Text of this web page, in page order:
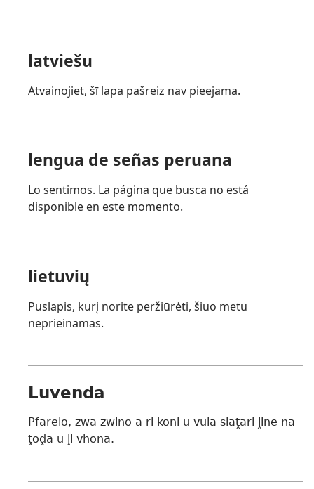
latviešu
Atvainojiet, šī lapa pašreiz nav pieejama.
lengua de señas peruana
Lo sentimos. La página que busca no está
disponible en este momento.
lietuvių
Puslapis, kurį norite peržiūrėti, šiuo metu
neprieinamas.
Luvenda
Pfarelo, zwa zwino a ri koni u vula siaṱari ḽine na
ṱoḓa u ḽi vhona.